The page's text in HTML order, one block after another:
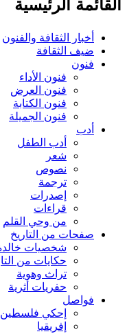
الرئيسية
أخبار الثقافة والفنون
ضيف الثقافة
فنون
فنون الأداء
فنون العرض
فنون الكتابة
فنون الجميلة
أدب
أدب الطفل
شعر
نصوص
ترجمة
إصدرات
قراءات
من وحي القلم
صفحات من التاريخ
شخصيات خالدة
حكايات من التاريخ
تراث وهوية
حفريات أثرية
فواصل
إحكي فلسطين
إفريقيا